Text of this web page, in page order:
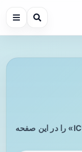
تازه‌ترین مطالب مرتبط با برچسب «ICU» را در این صفحه